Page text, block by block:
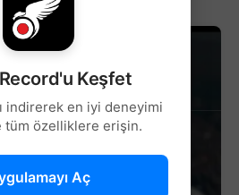
Kanat İçin Yeni Aday!
Keşfet
indirerek en iyi deneyimi
tüm özelliklere erişin.
Aç